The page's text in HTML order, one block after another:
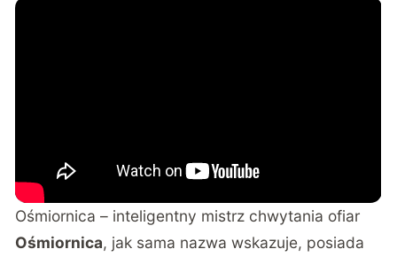
Ośmiornica – inteligentny mistrz chwytania ofiar
Ośmiornica, jak sama nazwa wskazuje, posiada